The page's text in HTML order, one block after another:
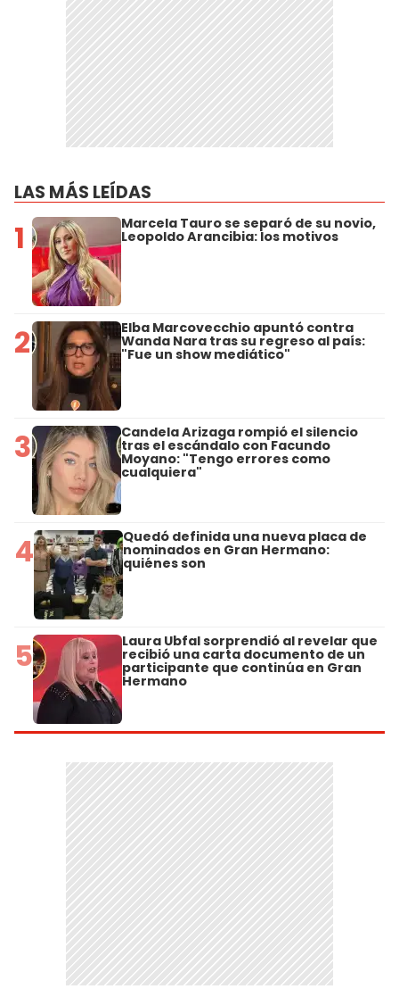
LAS MÁS LEÍDAS
1 Marcela Tauro se separó de su novio,
Leopoldo Arancibia: los motivos
2 Elba Marcovecchio apuntó contra
Wanda Nara tras su regreso al país:
"Fue un show mediático"
3 Candela Arizaga rompió el silencio
tras el escándalo con Facundo
Moyano: "Tengo errores como
cualquiera"
4 Quedó definida una nueva placa de
nominados en Gran Hermano:
quiénes son
5 Laura Ubfal sorprendió al revelar que
recibió una carta documento de un
participante que continúa en Gran
Hermano